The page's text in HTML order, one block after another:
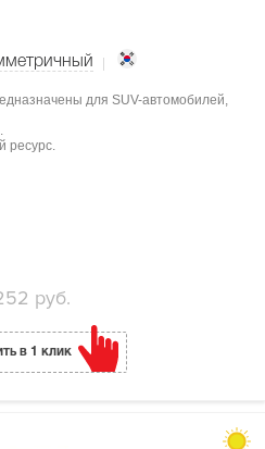
для SUV-автомобилей,
ресурс.
руб.
в 1 клик